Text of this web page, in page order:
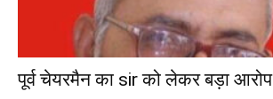
पूर्व चेयरमैन का sir को लेकर बड़ा आरोप